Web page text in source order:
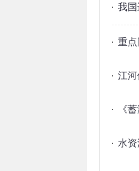
我国
重点
江
《
水